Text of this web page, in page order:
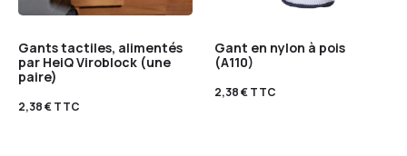
Gants tactiles, alimentés
par HeiQ Viroblock (une
paire)
2,38€TTC
Gant en nylon à pois
(A110)
2,38€TTC